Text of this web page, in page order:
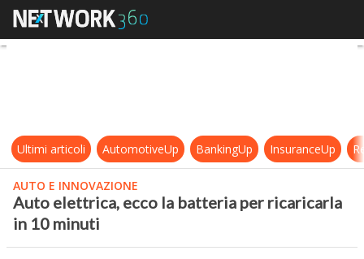
Auto elettrica, ecco la batteria
Ultimi articoli AutomotiveUp BankingUp InsuranceUp
AUTO E INNOVAZIONE
Auto elettrica, ecco la batteria per ricaricarla
in 10 minuti